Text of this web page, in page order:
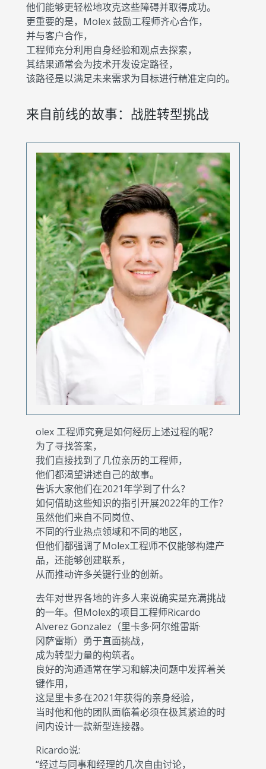
他们能够更轻松地攻克这些障碍并取得成功。
更重要的是，Molex 鼓励工程师齐心合作，
并与客户合作，
工程师充分利用自身经验和观点去探索，
其结果通常会为技术开发设定路径，
该路径是以满足未来需求为目标进行精准定向的。
来自前线的故事：战胜转型挑战
olex 工程师究竟是如何经历上述过程的呢？
为了寻找答案，
我们直接找到了几位亲历的工程师，
他们都渴望讲述自己的故事。
告诉大家他们在2021年学到了什么？
如何借助这些知识的指引开展2022年的工作？
虽然他们来自不同岗位、
不同的行业热点领域和不同的地区，
但他们都强调了Molex工程师不仅能够构建产
品，还能够创建联系，
从而推动许多关键行业的创新。
去年对世界各地的许多人来说确实是充满挑战
的一年。但Molex的项目工程师Ricardo
Alverez Gonzalez（里卡多·阿尔维雷斯·
冈萨雷斯）勇于直面挑战，
成为转型力量的构筑者。
良好的沟通通常在学习和解决问题中发挥着关
键作用，
这是里卡多在2021年获得的亲身经验，
当时他和他的团队面临着必须在极其紧迫的时
间内设计一款新型连接器。
Ricardo说:
“经过与同事和经理的几次自由讨论，